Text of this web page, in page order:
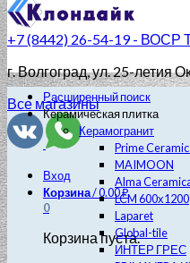
+7 (8442) 26-54-19 - ВОСР
г. Волгоград, ул. 25-летия
Все магазины
Вход
Корзина/0.00₽
0
Корзина пуста.
Расширенный поиск
Керамическая плитка
Керамогранит
Prime
MAIMOON
Alma
LCM 600х1200
Laparet
Global-tile
ИНТЕР ГРЕС